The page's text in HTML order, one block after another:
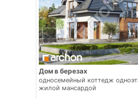
Дом в березах
односемейный коттедж
жилой мансардой